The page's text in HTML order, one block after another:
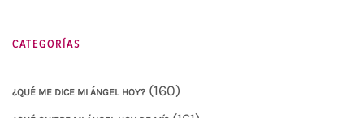
CATEGORÍAS
¿QUÉ ME DICE MI ÁNGEL HOY? (160)